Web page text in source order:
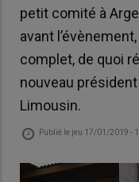
petit comité à
avant
complet, de quoi
nouveau
Limousin.
Publié le jeu 17/01/2019 -